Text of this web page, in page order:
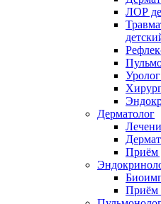
ЛОР
Дерматолог
Приём
Приём